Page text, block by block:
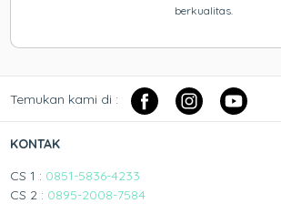
berkualitas.
Temukan kami di :
KONTAK
CS 1 : 0851-5836-4233
CS 2 : 0895-2008-7584